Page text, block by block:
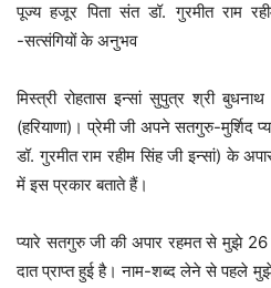
पूज्य हजूर पिता संत डॉ. गुरमीत राम
-सत्संगियों के अनुभव
मिस्त्री रोहतास इन्सां सुपुत्र श्री
(हरियाणा)। प्रेमी जी अपने सतगुरु-मुर्शिद
डॉ. गुरमीत राम रहीम सिंह जी इन्सां) के
में इस प्रकार बताते हैं।
प्यारे सतगुरु जी की अपार रहमत से मुझे
दात प्राप्त हुई है। नाम-शब्द लेने से पहले